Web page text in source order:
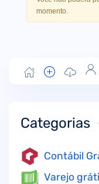
momento.
Categorias
Contábil
Varejo